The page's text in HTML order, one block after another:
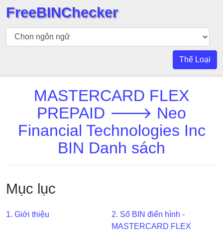
Kiểm
tra
BIN
BIN
Generator
BIN
Checker
v2
FreeBINChecker
Thể Loại
MASTERCARD FLEX
PREPAID 🡒 Neo
Financial Technologies Inc
BIN Danh sách
Mục lục
1. Giới thiệu
2. Số BIN điển hình -
MASTERCARD FLEX